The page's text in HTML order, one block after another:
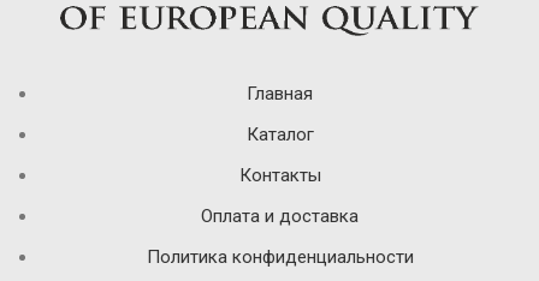
Главная
Каталог
Контакты
Оплата и доставка
Политика конфиденциальности